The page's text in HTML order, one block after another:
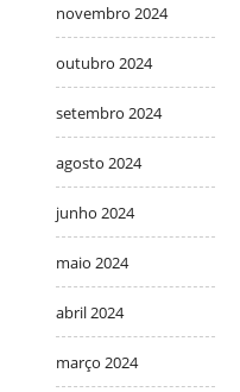
novembro 2024
outubro 2024
setembro 2024
agosto 2024
junho 2024
maio 2024
abril 2024
março 2024